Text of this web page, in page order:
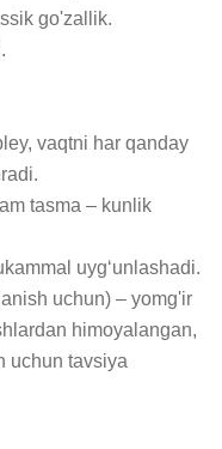
himoyalangan,
uchun tavsiya